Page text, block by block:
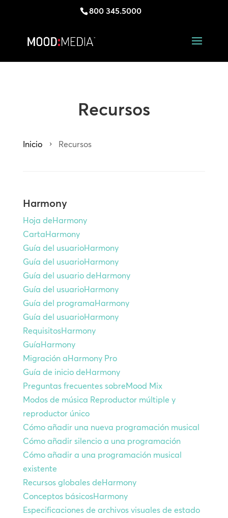
800 345.5000
Recursos
Inicio 5 Recursos
Harmony
Hoja deHarmony
CartaHarmony
Guía del usuarioHarmony
Guía del usuarioHarmony
Guía del usuario deHarmony
Guía del usuarioHarmony
Guía del programaHarmony
Guía del usuarioHarmony
RequisitosHarmony
GuíaHarmony
Migración aHarmony Pro
Guía de inicio deHarmony
Preguntas frecuentes sobreMood Mix
Modos de música Reproductor múltiple y
reproductor único
Cómo añadir una nueva programación musical
Cómo añadir silencio a una programación
Cómo añadir a una programación musical
existente
Recursos globales deHarmony
Conceptos básicosHarmony
Especificaciones de archivos visuales de estado